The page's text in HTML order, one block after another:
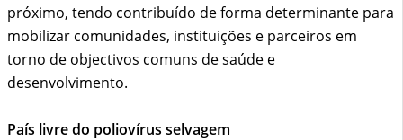
próximo, tendo contribuído de forma determinante para
mobilizar comunidades, instituições e parceiros em
torno de objectivos comuns de saúde e
desenvolvimento.
País livre do poliovírus selvagem